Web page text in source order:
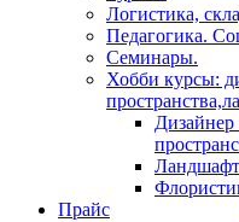
Логистика,
Педагогика.
Семинары.
Хобби курсы:
Дизайнер
Прайс